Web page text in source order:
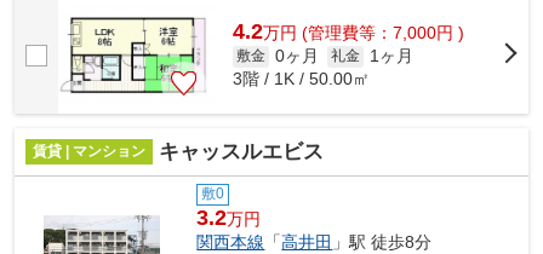
4.2万円 (管理費等：7,000円 )
敷金 0ヶ月 礼金
1ヶ月
3階 / 1K / 50.00㎡
賃貸 | マンション キャッスルエビス
敷0
3.2万円
関西本線 「高井田 」駅 徒歩8分